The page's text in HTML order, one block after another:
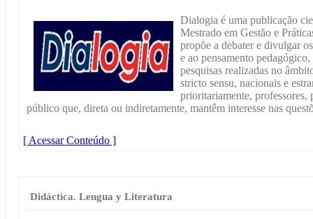
Dialogia é uma publicação
Mestrado em Gestão e
propõe a debater e divulgar
e ao pensamento
pesquisas realizadas no
stricto sensu, nacionais e
prioritariamente, professores,
público que, direta ou indiretamente, mantêm interesse nas
[ Acessar Conteúdo ]
Didáctica. Lengua y Literatura